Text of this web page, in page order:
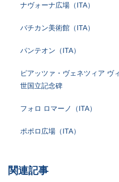
ナヴォーナ広場（ITA）
バチカン美術館（ITA）
パンテオン（ITA）
ピアッツァ・ヴェネツィア ヴ
世国立記念碑
フォロ ロマーノ（ITA）
ポポロ広場（ITA）
関連記事